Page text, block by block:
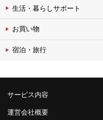
生活・暮らしサポート
お買い物
宿泊・旅行
サービス内容
運営会社概要